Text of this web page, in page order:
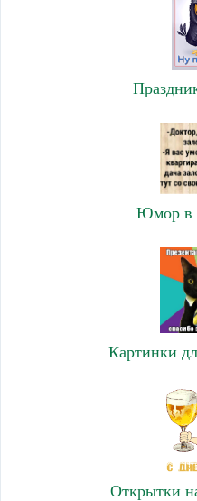
Юмор в
Картинки
Открытки